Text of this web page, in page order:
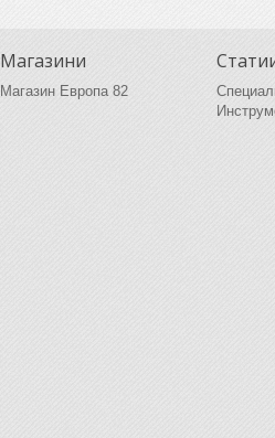
Магазини
Магазин Европа 82